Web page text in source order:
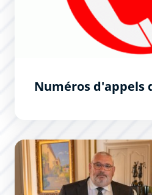
Numéros d'appels
Carcassonne met à